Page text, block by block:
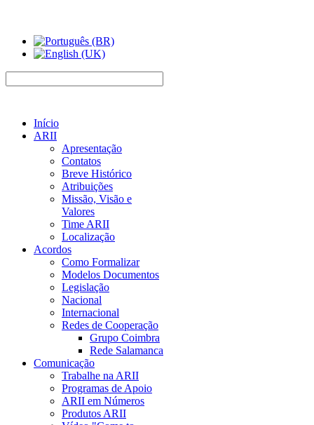
Início
ARII
Apresentação
Contatos
Breve Histórico
Atribuições
Missão, Visão e
Valores
Time ARII
Localização
Acordos
Como Formalizar
Modelos Documentos
Legislação
Nacional
Internacional
Redes de Cooperação
Grupo Coimbra
Rede Salamanca
Comunicação
Trabalhe na ARII
Programas de Apoio
ARII em Números
Produtos ARII